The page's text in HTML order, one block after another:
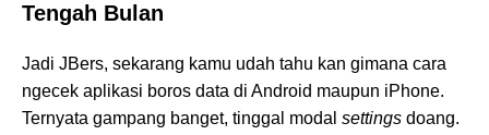
Tengah Bulan
Jadi JBers, sekarang kamu udah tahu kan gimana cara
ngecek aplikasi boros data di Android maupun iPhone.
Ternyata gampang banget, tinggal modal settings doang.